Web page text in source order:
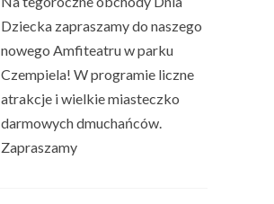
Dziecka zapraszamy do naszego
nowego Amfiteatru w parku
Czempiela! W programie liczne
atrakcje i wielkie miasteczko
darmowych dmuchańców.
Zapraszamy